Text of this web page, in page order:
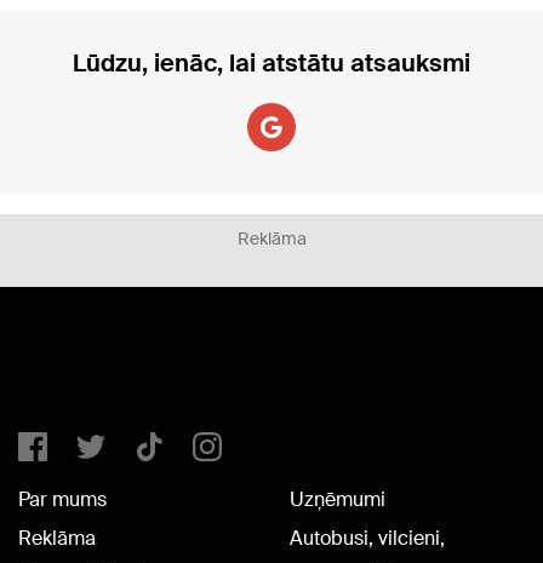
Lūdzu, ienāc, lai atstātu atsauksmi
Reklāma
Par mums
Reklāma
Uzņēmumi
Autobusi, vilcieni,